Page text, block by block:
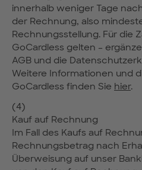
innerhalb weniger Tage
der Rechnung, also
Rechnungsstellung. Für die
GoCardless gelten –
AGB und die
Weitere Informationen und
GoCardless finden Sie hier.
(4)
Kauf auf Rechnung
Im Fall des Kaufs auf
Rechnungsbetrag nach
Überweisung auf unser